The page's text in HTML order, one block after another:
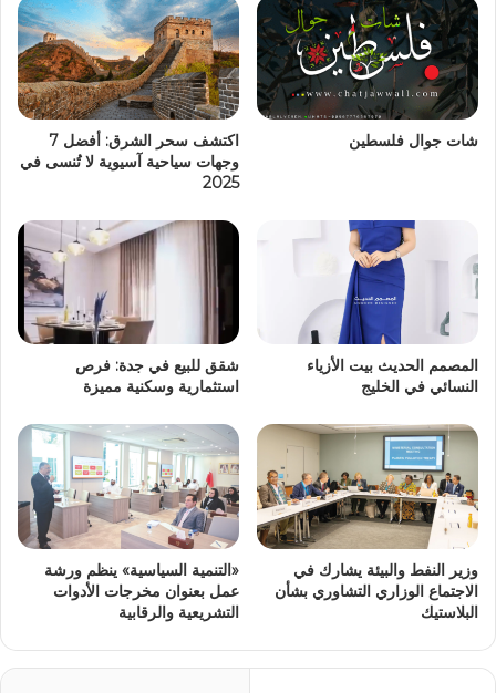
شات جوال فلسطين
اكتشف سحر الشرق: أفضل 7
وجهات سياحية آسيوية لا تُنسى في
2025
المصمم الحديث بيت الأزياء
النسائي في الخليج
شقق للبيع في جدة: فرص
استثمارية وسكنية مميزة
وزير النفط والبيئة يشارك في
الاجتماع الوزاري التشاوري بشأن
البلاستيك
«التنمية السياسية» ينظم ورشة
عمل بعنوان مخرجات الأدوات
التشريعية والرقابية